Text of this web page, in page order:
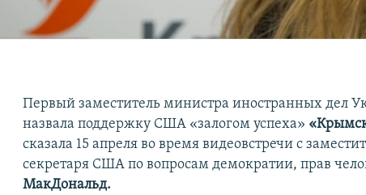
Первый заместитель министра иностранных дел
назвала поддержку США «залогом успеха»
сказала 15 апреля во время видеовстречи с
секретаря США по вопросам демократии, прав
МакДональд.